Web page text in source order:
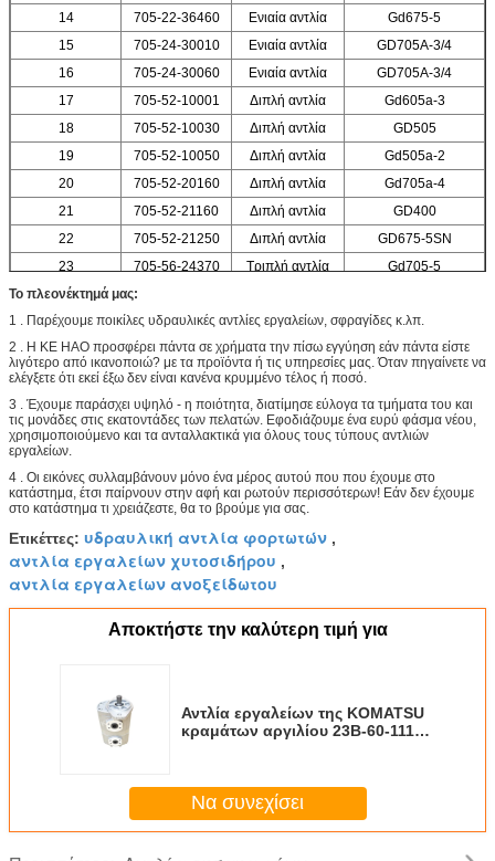
14
705-22-36460 Ενιαία αντλία
Gd675-5
15
705-24-30010 Ενιαία αντλία
GD705A-3/4
16
705-24-30060 Ενιαία αντλία
GD705A-3/4
17
705-52-10001 Διπλή αντλία
Gd605a-3
18
705-52-10030 Διπλή αντλία
GD505
19
705-52-10050 Διπλή αντλία
Gd505a-2
20
705-52-20160 Διπλή αντλία
Gd705a-4
21
705-52-21160 Διπλή αντλία
GD400
22
705-52-21250 Διπλή αντλία
GD675-5SN
23
705-56-24370 Τριπλή αντλία
Gd705-5
24
705-58-24120
25
705-52-31220 Διπλή αντλία Gd755-5r/gd755-3
Το πλεονέκτημά μας:
1 . Παρέχουμε ποικίλες υδραυλικές αντλίες εργαλείων, σφραγίδες κ.λπ.
2 . Η KE HAO προσφέρει πάντα σε χρήματα την πίσω εγγύηση εάν πάντα είστε
λιγότερο από ικανοποιώ? με τα προϊόντα ή τις υπηρεσίες μας. Όταν πηγαίνετε να
ελέγξετε ότι εκεί έξω δεν είναι κανένα κρυμμένο τέλος ή ποσό.
3 . Έχουμε παράσχει υψηλό - η ποιότητα, διατίμησε εύλογα τα τμήματα του και
τις μονάδες στις εκατοντάδες των πελατών. Εφοδιάζουμε ένα ευρύ φάσμα νέου,
χρησιμοποιούμενο και τα ανταλλακτικά για όλους τους τύπους αντλιών
εργαλείων.
4 . Οι εικόνες συλλαμβάνουν μόνο ένα μέρος αυτού που που έχουμε στο
κατάστημα, έτσι παίρνουν στην αφή και ρωτούν περισσότερων! Εάν δεν έχουμε
στο κατάστημα τι χρειάζεστε, θα το βρούμε για σας.
Ετικέττες: υδραυλική αντλία φορτωτών ,
αντλία εργαλείων χυτοσιδήρου ,
αντλία εργαλείων ανοξείδωτου
Αποκτήστε την καλύτερη τιμή για
Αντλία εργαλείων της KOMATSU
κραμάτων αργιλίου 23B-60-11100
Να συνεχίσει